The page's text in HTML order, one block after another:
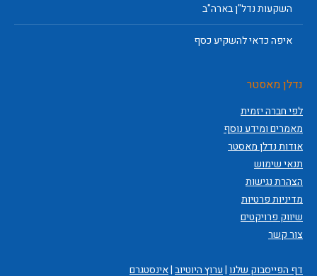
השקעות נדל"ן בארה"ב
איפה כדאי להשקיע כסף
נדלן מאסטר
לפי חברה יזמית
מאמרים ומידע נוסף
אודות נדלן מאסטר
תנאי שימוש
הצהרת נגישות
מדיניות פרטיות
שיווק פרויקטים
צור קשר
דף הפייסבוק שלנו|ערוץ היוטיוב|אינסטגרם